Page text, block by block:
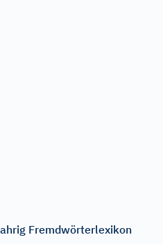
Fremdwörterlexikon